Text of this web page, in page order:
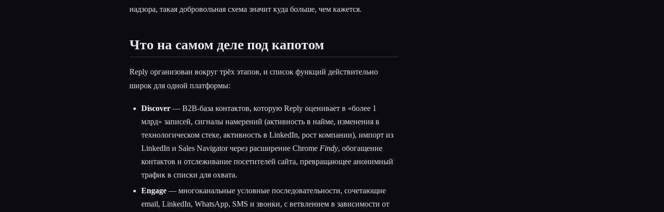
надзора, такая добровольная схема значит куда больше, чем кажется.
Что на самом деле под капотом
Reply организован вокруг трёх этапов, и список функций действительно
широк для одной платформы:
Discover — B2B-база контактов, которую Reply оценивает в «более 1
млрд» записей, сигналы намерений (активность в найме, изменения в
технологическом стеке, активность в LinkedIn, рост компании), импорт из
LinkedIn и Sales Navigator через расширение Chrome Findy, обогащение
контактов и отслеживание посетителей сайта, превращающее анонимный
трафик в списки для охвата.
Engage — многоканальные условные последовательности, сочетающие
email, LinkedIn, WhatsApp, SMS и звонки, с ветвлением в зависимости от